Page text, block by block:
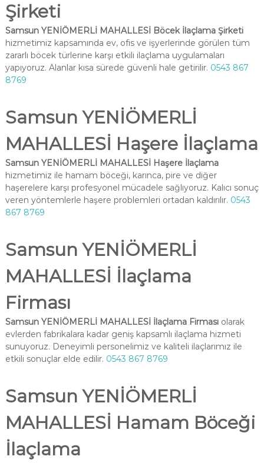
Şirketi
Samsun YENİÖMERLİ MAHALLESİ Böcek İlaçlama Şirketi
hizmetimiz kapsamında ev, ofis ve işyerlerinde görülen tüm
zararlı böcek türlerine karşı etkili ilaçlama uygulamaları
yapıyoruz. Alanlar kısa sürede güvenli hale getirilir. 0543 867
8769
Samsun YENİÖMERLİ
MAHALLESİ Haşere İlaçlama
Samsun YENİÖMERLİ MAHALLESİ Haşere İlaçlama
hizmetimiz ile hamam böceği, karınca, pire ve diğer
haşerelere karşı profesyonel mücadele sağlıyoruz. Kalıcı sonuç
veren yöntemlerle haşere problemleri ortadan kaldırılır. 0543
867 8769
Samsun YENİÖMERLİ
MAHALLESİ İlaçlama
Firması
Samsun YENİÖMERLİ MAHALLESİ İlaçlama Firmasıolarak
evlerden fabrikalara kadar geniş kapsamlı ilaçlama hizmeti
sunuyoruz. Deneyimli personelimiz ve kaliteli ilaçlarımız ile
etkili sonuçlar elde edilir. 0543 867 8769
Samsun YENİÖMERLİ
MAHALLESİ Hamam Böceği
İlaçlama